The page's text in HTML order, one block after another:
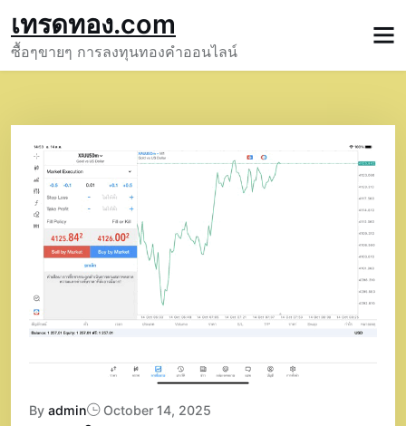
to
content
เทรดทอง.com
ซื้อๆขายๆ การลงทุนทองคำออนไลน์
By admin October 14, 2025